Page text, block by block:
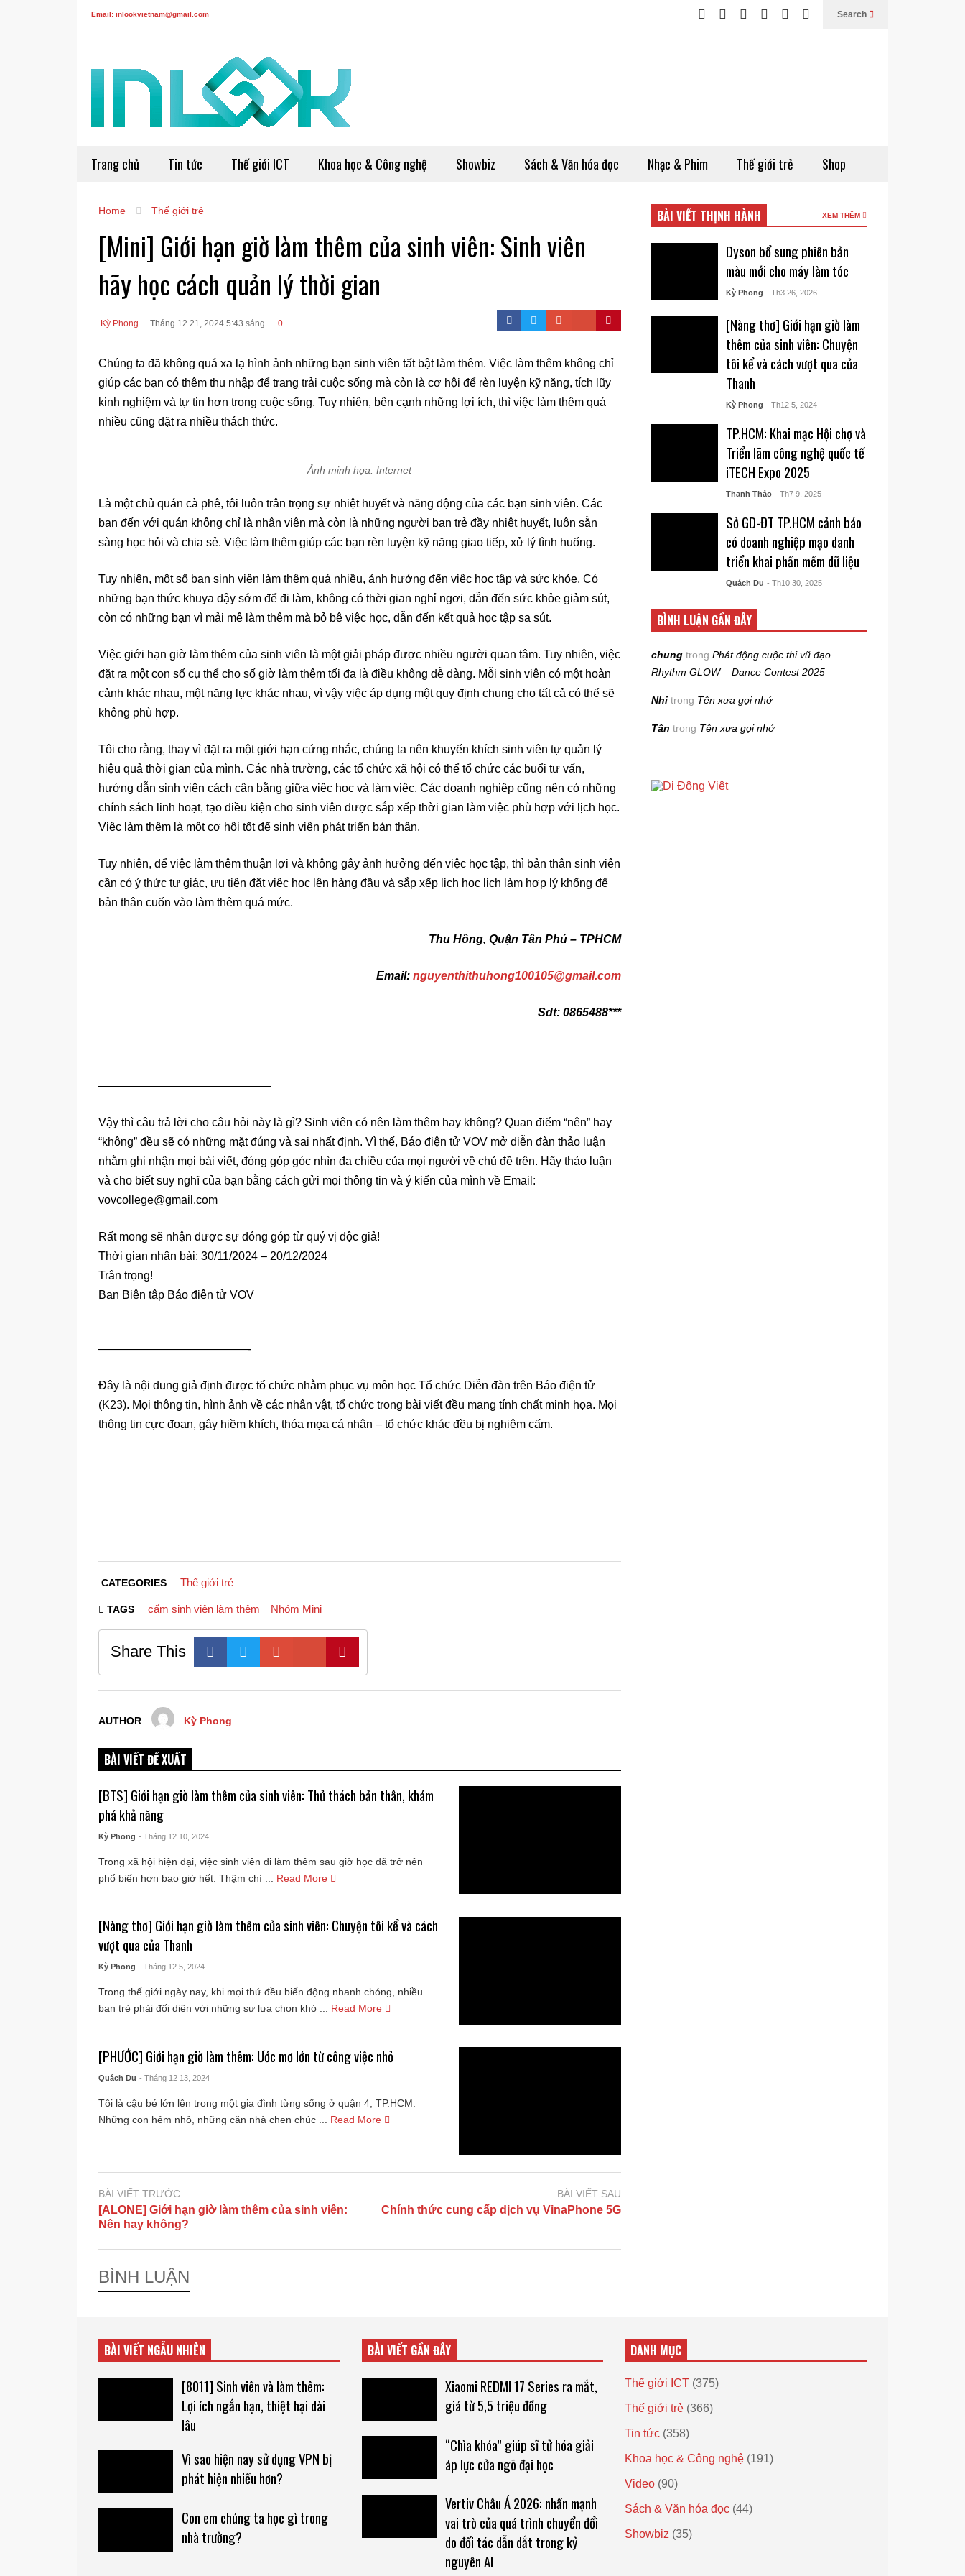
Email: inlookvietnam@gmail.com Search
Trang chủ Tin tức Thế giới ICT Khoa học & Công nghệ Showbiz Sách & Văn hóa đọc Nhạc & Phim Thế giới trẻ Shop
Home Thế giới trẻ
[Mini] Giới hạn giờ làm thêm của sinh viên: Sinh viên
hãy học cách quản lý thời gian
Kỳ Phong Tháng 12 21, 2024 5:43 sáng 0
Chúng ta đã không quá xa lạ hình ảnh những bạn sinh viên tất bật làm thêm. Việc làm thêm không chỉ
giúp các bạn có thêm thu nhập để trang trải cuộc sống mà còn là cơ hội để rèn luyện kỹ năng, tích lũy
kinh nghiệm và tự tin hơn trong cuộc sống. Tuy nhiên, bên cạnh những lợi ích, thì việc làm thêm quá
nhiều cũng đặt ra nhiều thách thức.
Ảnh minh họa: Internet
Là một chủ quán cà phê, tôi luôn trân trọng sự nhiệt huyết và năng động của các bạn sinh viên. Các
bạn đến với quán không chỉ là nhân viên mà còn là những người bạn trẻ đầy nhiệt huyết, luôn sẵn
sàng học hỏi và chia sẻ. Việc làm thêm giúp các bạn rèn luyện kỹ năng giao tiếp, xử lý tình huống.
Tuy nhiên, một số bạn sinh viên làm thêm quá nhiều, ảnh hưởng đến việc học tập và sức khỏe. Có
những bạn thức khuya dậy sớm để đi làm, không có thời gian nghỉ ngơi, dẫn đến sức khỏe giảm sút,
còn có những bạn vì mải mê làm thêm mà bỏ bê việc học, dẫn đến kết quả học tập sa sút.
Việc giới hạn giờ làm thêm của sinh viên là một giải pháp được nhiều người quan tâm. Tuy nhiên, việc
đặt ra một con số cụ thể cho số giờ làm thêm tối đa là điều không dễ dàng. Mỗi sinh viên có một hoàn
cảnh khác nhau, một năng lực khác nhau, vì vậy việc áp dụng một quy định chung cho tất cả có thể sẽ
không phù hợp.
Tôi cho rằng, thay vì đặt ra một giới hạn cứng nhắc, chúng ta nên khuyến khích sinh viên tự quản lý
hiệu quả thời gian của mình. Các nhà trường, các tổ chức xã hội có thể tổ chức các buổi tư vấn,
hướng dẫn sinh viên cách cân bằng giữa việc học và làm việc. Các doanh nghiệp cũng nên có những
chính sách linh hoạt, tạo điều kiện cho sinh viên được sắp xếp thời gian làm việc phù hợp với lịch học.
Việc làm thêm là một cơ hội tốt để sinh viên phát triển bản thân.
Tuy nhiên, để việc làm thêm thuận lợi và không gây ảnh hưởng đến việc học tập, thì bản thân sinh viên
cần có ý thức tự giác, ưu tiên đặt việc học lên hàng đầu và sắp xếp lịch học lịch làm hợp lý khống để
bản thân cuốn vào làm thêm quá mức.
Thu Hồng, Quận Tân Phú – TPHCM
Email: nguyenthithuhong100105@gmail.com
Sdt: 0865488***
———————————————
Vậy thì câu trả lời cho câu hỏi này là gì? Sinh viên có nên làm thêm hay không? Quan điểm “nên” hay
“không” đều sẽ có những mặt đúng và sai nhất định. Vì thế, Báo điện tử VOV mở diễn đàn thảo luận
nhằm ghi nhận mọi bài viết, đóng góp góc nhìn đa chiều của mọi người về chủ đề trên. Hãy thảo luận
và cho biết suy nghĩ của bạn bằng cách gửi mọi thông tin và ý kiến của mình về Email:
vovcollege@gmail.com
Rất mong sẽ nhận được sự đóng góp từ quý vị độc giả!
Thời gian nhận bài: 30/11/2024 – 20/12/2024
Trân trọng!
Ban Biên tập Báo điện tử VOV
—————————————-
Đây là nội dung giả định được tổ chức nhằm phục vụ môn học Tổ chức Diễn đàn trên Báo điện tử
(K23). Mọi thông tin, hình ảnh về các nhân vật, tổ chức trong bài viết đều mang tính chất minh họa. Mọi
thông tin cực đoan, gây hiềm khích, thóa mọa cá nhân – tổ chức khác đều bị nghiêm cấm.
CATEGORIES Thế giới trẻ
TAGS cấm sinh viên làm thêm Nhóm Mini
Share This
AUTHOR Kỳ Phong
BÀI VIẾT ĐỀ XUẤT
[BTS] Giới hạn giờ làm thêm của sinh viên: Thử thách bản thân, khám
phá khả năng
Kỳ Phong - Tháng 12 10, 2024
Trong xã hội hiện đại, việc sinh viên đi làm thêm sau giờ học đã trở nên
phổ biến hơn bao giờ hết. Thậm chí ...
Read More
[Nàng thơ] Giới hạn giờ làm thêm của sinh viên: Chuyện tôi kể và cách
vượt qua của Thanh
Kỳ Phong - Tháng 12 5, 2024
Trong thế giới ngày nay, khi mọi thứ đều biến động nhanh chóng, nhiều
bạn trẻ phải đối diện với những sự lựa chọn khó ... Read More
[PHƯỚC] Giới hạn giờ làm thêm: Ước mơ lớn từ công việc nhỏ
Quách Du - Tháng 12 13, 2024
Tôi là cậu bé lớn lên trong một gia đình từng sống ở quận 4, TP.HCM.
Những con hẻm nhỏ, những căn nhà chen chúc ...
Read More
BÀI VIẾT TRƯỚC
[ALONE] Giới hạn giờ làm thêm của sinh viên:
Nên hay không?
BÀI VIẾT SAU
Chính thức cung cấp dịch vụ VinaPhone 5G
BÌNH LUẬN
BÀI VIẾT THỊNH HÀNH XEM THÊM
Dyson bổ sung phiên bản
màu mới cho máy làm tóc
Kỳ Phong - Th3 26, 2026
[Nàng thơ] Giới hạn giờ làm
thêm của sinh viên: Chuyện
tôi kể và cách vượt qua của
Thanh
Kỳ Phong - Th12 5, 2024
TP.HCM: Khai mạc Hội chợ và
Triển lãm công nghệ quốc tế
iTECH Expo 2025
Thanh Thảo - Th7 9, 2025
Sở GD-ĐT TP.HCM cảnh báo
có doanh nghiệp mạo danh
triển khai phần mềm dữ liệu
Quách Du - Th10 30, 2025
BÌNH LUẬN GẦN ĐÂY
chung trongPhát động cuộc thi vũ đạo
Rhythm GLOW – Dance Contest 2025
Nhi trong Tên xưa gọi nhớ
Tân trong Tên xưa gọi nhớ
BÀI VIẾT NGẪU NHIÊN
[8011] Sinh viên và làm thêm:
Lợi ích ngắn hạn, thiệt hại dài
lâu
Vì sao hiện nay sử dụng VPN bị
phát hiện nhiều hơn?
Con em chúng ta học gì trong
nhà trường?
BÀI VIẾT GẦN ĐÂY
Xiaomi REDMI 17 Series ra mắt,
giá từ 5,5 triệu đồng
“Chìa khóa” giúp sĩ tử hóa giải
áp lực cửa ngõ đại học
Vertiv Châu Á 2026: nhấn mạnh
vai trò của quá trình chuyển đổi
do đối tác dẫn dắt trong kỷ
nguyên AI
DANH MỤC
Thế giới ICT (375)
Thế giới trẻ (366)
Tin tức (358)
Khoa học & Công nghệ (191)
Video (90)
Sách & Văn hóa đọc (44)
Showbiz (35)